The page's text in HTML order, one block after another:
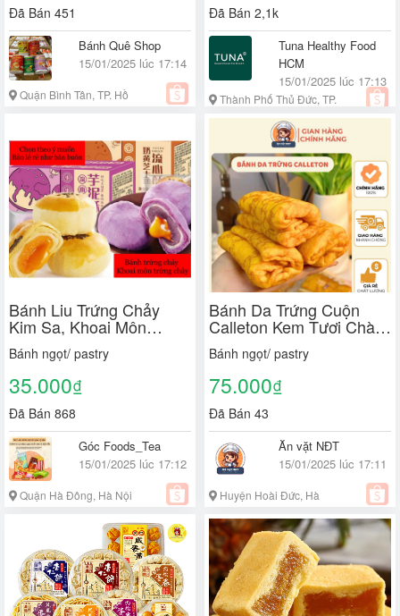
Đã Bán 451
Bánh Quê Shop
15/01/2025 lúc 17:14
Quận Bình Tân, TP. Hồ
Đã Bán 2,1k
Tuna Healthy Food
HCM
15/01/2025 lúc 17:13
Thành Phố Thủ Đức, TP.
Hồ Chí Minh
Bánh Liu Trứng Chảy
Kim Sa, Khoai Môn
Trứng Chảy, bánh
mochi,bánh trung thu,
chọn theo ý muốn, Bán lẻ
rẻ như bán buôn
Bánh ngọt/ pastry
35.000₫
Đã Bán 868
Góc Foods_Tea
15/01/2025 lúc 17:12
Quận Hà Đông, Hà Nội
Bánh Da Trứng Cuộn
Calleton Kem Tươi Chà
Bông Phô Mai Hàng
Chuẩn Xịn Ông Đầu Bếp
Bao Bì Nội Địa Trung
Chính Hãng
Bánh ngọt/ pastry
75.000₫
Đã Bán 43
Ăn vặt NĐT
15/01/2025 lúc 17:11
Huyện Hoài Đức, Hà